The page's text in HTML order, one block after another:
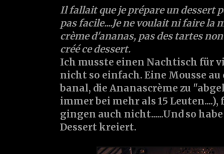
Il fallait que je prépare un dessert
pas facile....Je ne voulait ni faire la
crème d'ananas, pas des tartes
créé ce dessert.
Ich musste einen Nachtisch für
nicht so einfach. Eine Mousse
banal, die Ananascrème zu
immer bei mehr als 15
gingen auch nicht......Und so
Dessert kreiert.